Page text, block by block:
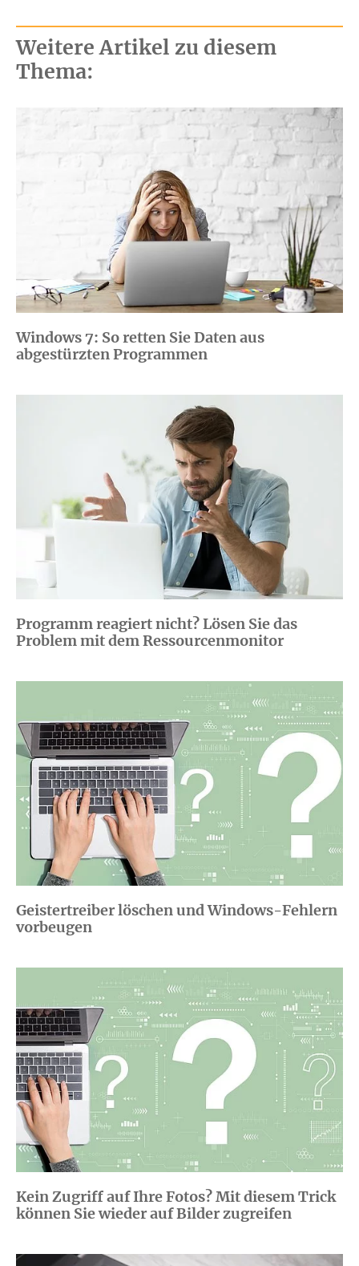
Weitere Artikel zu diesem
Thema:
Windows 7: So retten Sie Daten aus
abgestürzten Programmen
Programm reagiert nicht? Lösen Sie das
Problem mit dem Ressourcenmonitor
Geistertreiber löschen und Windows-Fehlern
vorbeugen
Kein Zugriff auf Ihre Fotos? Mit diesem Trick
können Sie wieder auf Bilder zugreifen